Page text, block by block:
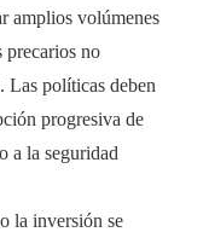
amplios volúmenes
precarios no
Las políticas deben
progresiva de
a la seguridad
la inversión se